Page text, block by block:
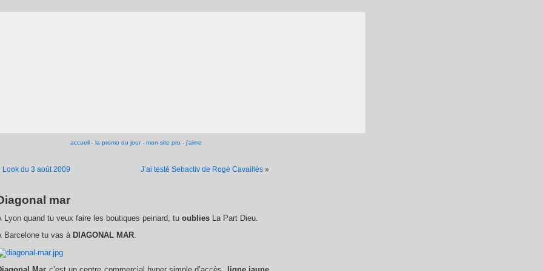
accueil- la promo du jour- mon site pro - j'aime
Look du 3 août 2009 J’ai testé Sebactiv de Rogé Cavaillès »
mar
Lyon quand tu veux faire les boutiques peinard, tu oublies La Part Dieu.
Barcelone tu vas à DIAGONAL MAR.